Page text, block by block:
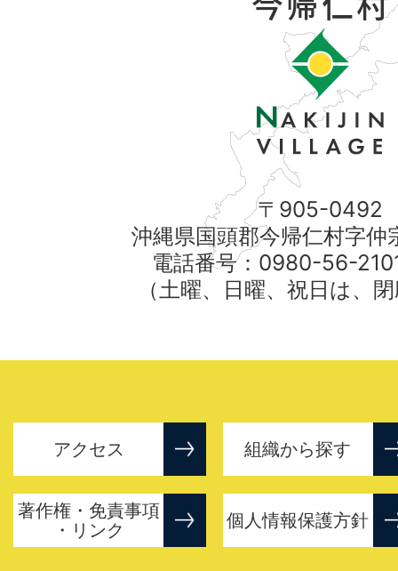
〒905-0492
沖縄県国頭郡今帰仁村字仲
電話番号：0980-56-
（土曜、日曜、祝日は、
アクセス 組織から探す
著作権・免責事項
・リンク
個人情報保護方針